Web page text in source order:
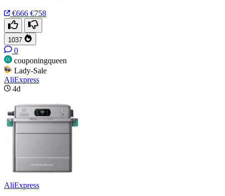
€666 €758
1037
0
couponingqueen
Lady-Sale
AliExpress
4d
AliExpress